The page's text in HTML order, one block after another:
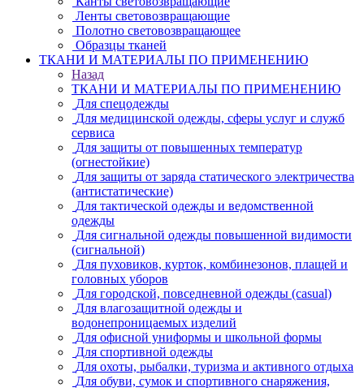
Ленты световозвращающие
Полотно световозвращающее
Образцы тканей
ТКАНИ И МАТЕРИАЛЫ ПО ПРИМЕНЕНИЮ
Назад
ТКАНИ И МАТЕРИАЛЫ ПО ПРИМЕНЕНИЮ
Для спецодежды
Для медицинской одежды, сферы услуг и служб
сервиса
Для защиты от повышенных температур
(огнестойкие)
Для защиты от заряда статического электричества
(антистатические)
Для тактической одежды и ведомственной
одежды
Для сигнальной одежды повышенной видимости
(сигнальной)
Для пуховиков, курток, комбинезонов, плащей и
головных уборов
Для городской, повседневной одежды (casual)
Для влагозащитной одежды и
водонепроницаемых изделий
Для офисной униформы и школьной формы
Для спортивной одежды
Для охоты, рыбалки, туризма и активного отдыха
Для обуви, сумок и спортивного снаряжения,